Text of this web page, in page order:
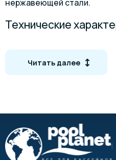
нержавеющей стали.
Технические
Материал: нержавеющая
Диаметр поручня: 43 мм
Температура воды:
Место установки: над
Габаритные размеры
Читать далее